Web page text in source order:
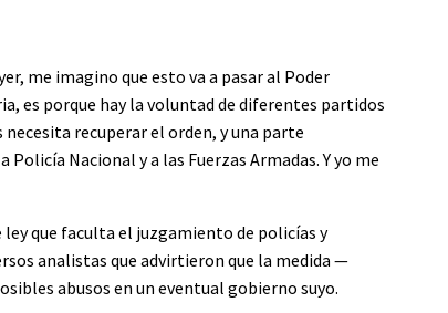
me imagino que esto va a pasar al Poder
es porque hay la voluntad de diferentes partidos
recuperar el orden, y una parte
Nacional y a las Fuerzas Armadas. Y yo me
que faculta el juzgamiento de policías y
analistas que advirtieron que la medida —
abusos en un eventual gobierno suyo.